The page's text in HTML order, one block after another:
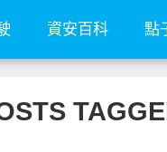
資安百科 點